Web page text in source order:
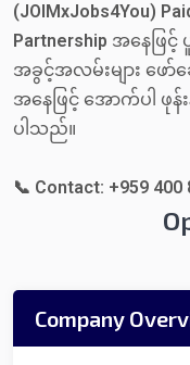
(JOIMxJobs4You)
Partnership အနေဖြင့်
အခွင့်အလမ်းများ ဖော်
အနေဖြင့် အောက်ပါ
ပါသည်။
📞 Contact: +959 400
Company